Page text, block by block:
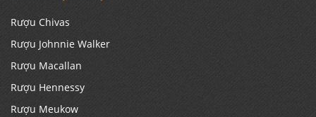
Rượu Chivas
Rượu Johnnie Walker
Rượu Macallan
Rượu Hennessy
Rượu Meukow